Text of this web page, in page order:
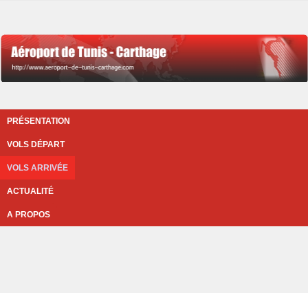
PRÉSENTATION
VOLS DÉPART
VOLS ARRIVÉE
ACTUALITÉ
A PROPOS